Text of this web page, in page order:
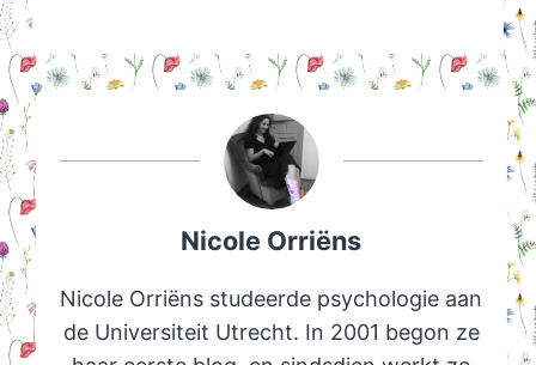
Nicole Orriëns
Nicole Orriëns studeerde psychologie aan
de Universiteit Utrecht. In 2001 begon ze